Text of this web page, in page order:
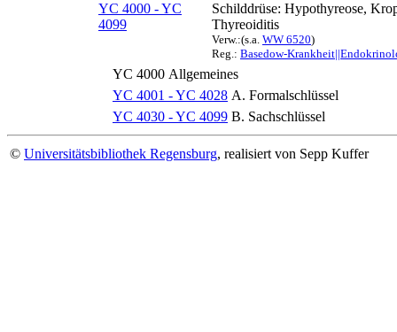
YC 4000 - YC
4099
Schilddrüse: Hypothyreose,
Thyreoiditis
Verw.:(s.a. WW 6520)
Reg.: Basedow-
YC 4000 Allgemeines
YC 4001 - YC 4028 A. Formalschlüssel
YC 4030 - YC 4099 B. Sachschlüssel
© Universitätsbibliothek Regensburg, realisiert von Sepp Kuffer